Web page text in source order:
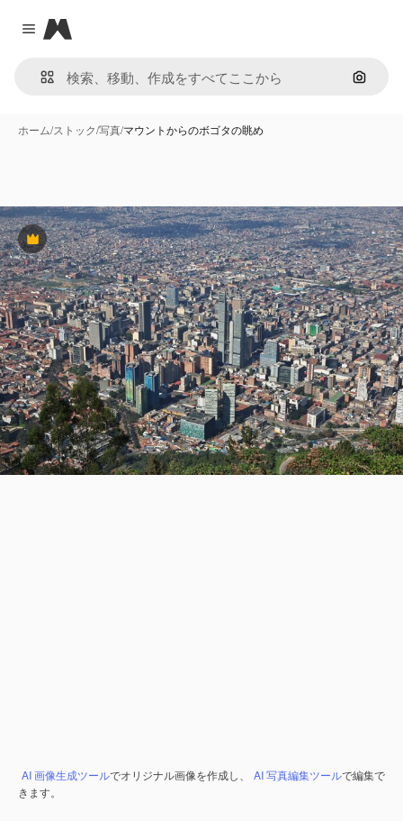
Close menu
Magnific
画像で
ホーム/ストック/写真/マウントからのボゴタの眺め
Premium
AI 画像生成ツールでオリジナル画像を作成し、 AI 写真編集ツールで編集で
きます。